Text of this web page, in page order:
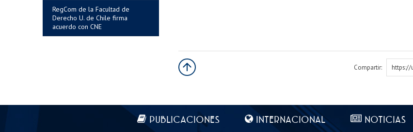
RegCom de la Facultad de
Derecho U. de Chile firma
acuerdo con CNE
Compartir:
https://
PUBLICACIONES INTERNACIONAL NOTICIAS